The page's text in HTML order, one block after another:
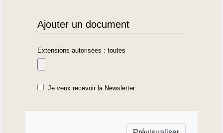
Ajouter un document
Extensions autorisées : toutes
Je veux recevoir la Newsletter